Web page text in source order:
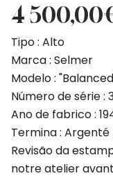
4 500,00
Tipo : Alto
Marca : Selmer
Modelo :
Número de série :
Ano de fabrico :
Termina :
Revisão da
notre atelier